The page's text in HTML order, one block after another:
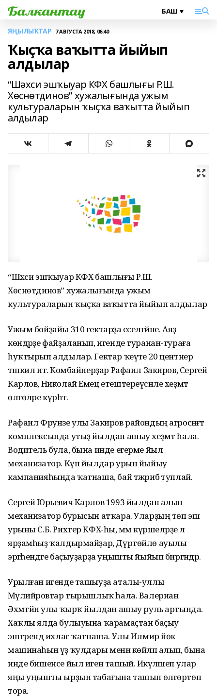
ЯҢЫЛЫҠТАР 7 АВГУСТА 2018, 06:40
Ҡыҫҡа ваҡытта йыйып
алдылар
“Шәхси эшҡыуар КФХ башлығы Р.Ш.
Хөснөтдинов” хужалығында ужым
культураларын ҡыҫҡа ваҡытта йыйып
алдылар
“Шәхси эшҡыуар КФХ башлығы Р.Ш.
Хөснөтдинов” хужалығында ужым
культураларын ҡыҫҡа ваҡытта йыйып алдылар
Ужым бойҙайы 310 гектарҙа сәселгәйне. Аяҙ
көндәрҙе файҙаланып, игенде туранан-тураға
һуҡтырып алдылар. Гектар ҡеүәте 20 центнер
тәшкил итә. Комбайнерҙар Рафаил Закиров, Сергей
Карлов, Николай Емец етештереүсәнле хеҙмәт
өлгөләре күрһәтә.
Рафаил Фрунзе улы Закиров райондың агросәнәғәт
комплексында утыҙ йылдан ашыу хеҙмәт һала.
Водитель була, бына инде егерме йыл
механизатор. Күп йылдар урып йыйыу
кампанияһында ҡатнаша, бай тәжрибә туплай.
Сергей Юрьевич Карлов 1993 йылдан алып
механизатор бурысын атҡара. Уларҙың төп эш
урыны С.Б. Рихтер КФХ-һы, әммә күршеләрҙе лә
ярҙамһыҙ ҡалдырмайҙар, Дүртөйлө ауылы
эргәһендәге баҫыуҙарҙа уңышты йыйып биргәндәр.
Урылған игенде ташыуҙа аталы-уллы
Мәүлийәровтар тырышлыҡ һала. Валериан
Әхмәтйән улы ҡырҡ йылдан ашыу руль артында.
Хаҡлы ялда булыуына ҡарамаҫтан баҫыу
эштәрендә ихлас ҡатнаша. Улы Илмир йөк
машинаһын үҙ ҡулдары менән көйләп алып, бына
инде бишенсе йыл иген ташый. Икәүләшеп улар
яңы уңышты ырҙын табағына ташып өлгөртөп
тора.